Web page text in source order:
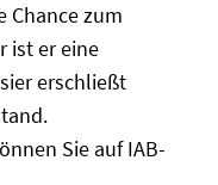
Chance zum
ist er eine
erschließt
Sie auf IAB-